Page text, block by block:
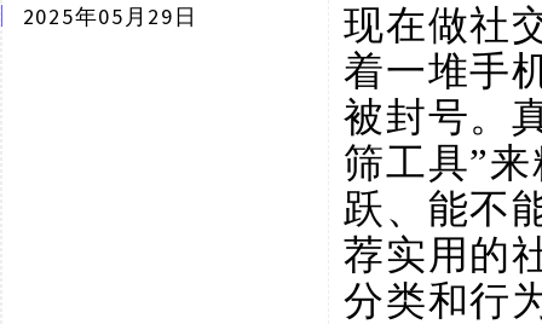
2025年05月29日
现在做社
着一堆手
被封号。
筛工具”
跃、能不
荐实用的
分类和行